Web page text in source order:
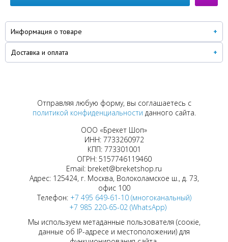
Информация о товаре
Доставка и оплата
Отправляя любую форму, вы соглашаетесь с
политикой конфиденциальности данного сайта.
ООО «Брекет Шоп»
ИНН: 7733260972
КПП: 773301001
ОГРН: 5157746119460
Email: breket@breketshop.ru
Адрес: 125424, г. Москва, Волоколамское ш., д. 73,
офис 100
Телефон: +7 495 649-61-10 (многоканальный)
+7 985 220-65-02 (WhatsApp)
Мы используем метаданные пользователя (соокіе,
данные об IP-адресе и местоположении) для